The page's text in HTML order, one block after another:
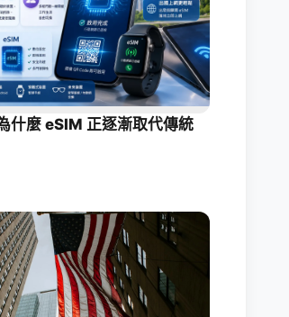
什麼 eSIM 正逐漸取代傳統